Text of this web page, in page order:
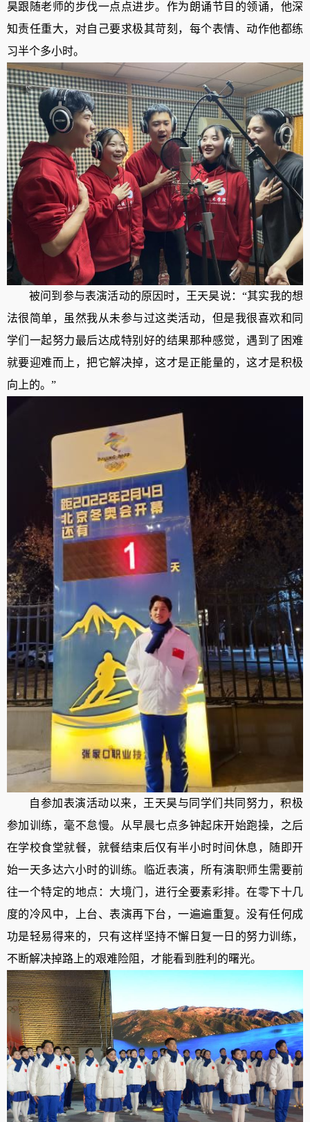
昊跟随老师的步伐一点点进步。作为朗诵节目的领诵，他深
知责任重大，对自己要求极其苛刻，每个表情、动作他都练
习半个多小时。
被问到参与表演活动的原因时，王天昊说：“其实我的想
法很简单，虽然我从未参与过这类活动，但是我很喜欢和同
学们一起努力最后达成特别好的结果那种感觉，遇到了困难
就要迎难而上，把它解决掉，这才是正能量的，这才是积极
向上的。”
自参加表演活动以来，王天昊与同学们共同努力，积极
参加训练，毫不怠慢。从早晨七点多钟起床开始跑操，之后
在学校食堂就餐，就餐结束后仅有半小时时间休息，随即开
始一天多达六小时的训练。临近表演，所有演职师生需要前
往一个特定的地点：大境门，进行全要素彩排。在零下十几
度的冷风中，上台、表演再下台，一遍遍重复。没有任何成
功是轻易得来的，只有这样坚持不懈日复一日的努力训练，
不断解决掉路上的艰难险阻，才能看到胜利的曙光。